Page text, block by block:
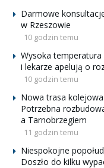
Darmowe
w Rzeszowie
10 godzin temu
Wysoka temperatura
i lekarze apelują o
10 godzin temu
Nowa trasa
Potrzebna
a Tarnobrzegiem
11 godzin temu
Niespokojne
Doszło do kilku